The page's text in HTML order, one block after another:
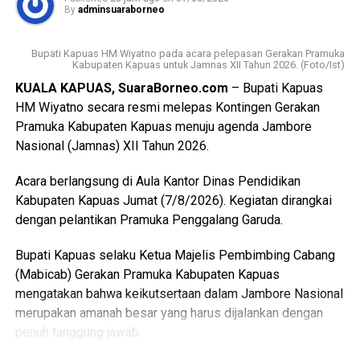
berkelanjutan (LP2B) Kabupaten Kapuas adalah 38.323,62
Kemudian luasan cadangan lahan pertanian berkelanjutan
(LCP2B) Kabupaten Kapuas 22.553,37 Ha.
Meski begitu terjadi permasalahan atas kondisi lahan di
antaranya perbedaan data antar instansi perubahan
“Oleh karena itu terkait hal tersebut kami menyepakati data
final LP2B data LCP2B menyempurnakan Raperda melalui
(Ujg/SB)
Views: 12
Bagikan ke
By adminsuaraborneo
Bupati Kapuas HM Wiyatno pada acara pelepasan Gerakan Pramuka
Kabupaten Kapuas untuk Jamnas XII Tahun 2026. (Foto/Ist)
KUALA KAPUAS, SuaraBorneo.com – Bupati Kapuas
HM Wiyatno secara resmi melepas Kontingen Gerakan
Pramuka Kabupaten Kapuas menuju agenda Jambore
Nasional (Jamnas) XII Tahun 2026.
Acara berlangsung di Aula Kantor Dinas Pendidikan
Kabupaten Kapuas Jumat (7/8/2026). Kegiatan dirangkai
dengan pelantikan Pramuka Penggalang Garuda.
Bupati Kapuas selaku Ketua Majelis Pembimbing Cabang
(Mabicab) Gerakan Pramuka Kabupaten Kapuas
mengatakan bahwa keikutsertaan dalam Jambore Nasional
merupakan amanah besar yang harus dijalankan dengan
penuh tanggung jawab.